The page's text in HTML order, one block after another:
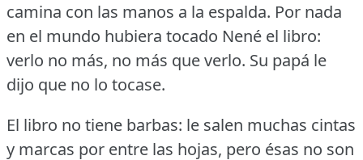
camina con las manos a la espalda. Por nada
en el mundo hubiera tocado Nené el libro:
verlo no más, no más que verlo. Su papá le
dijo que no lo tocase.
El libro no tiene barbas: le salen muchas cintas
y marcas por entre las hojas, pero ésas no son